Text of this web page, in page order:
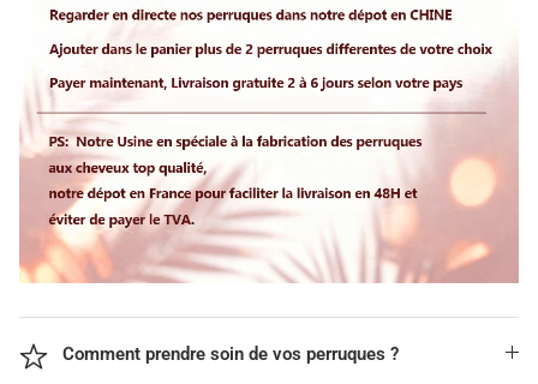
Comment prendre soin de vos perruques ?